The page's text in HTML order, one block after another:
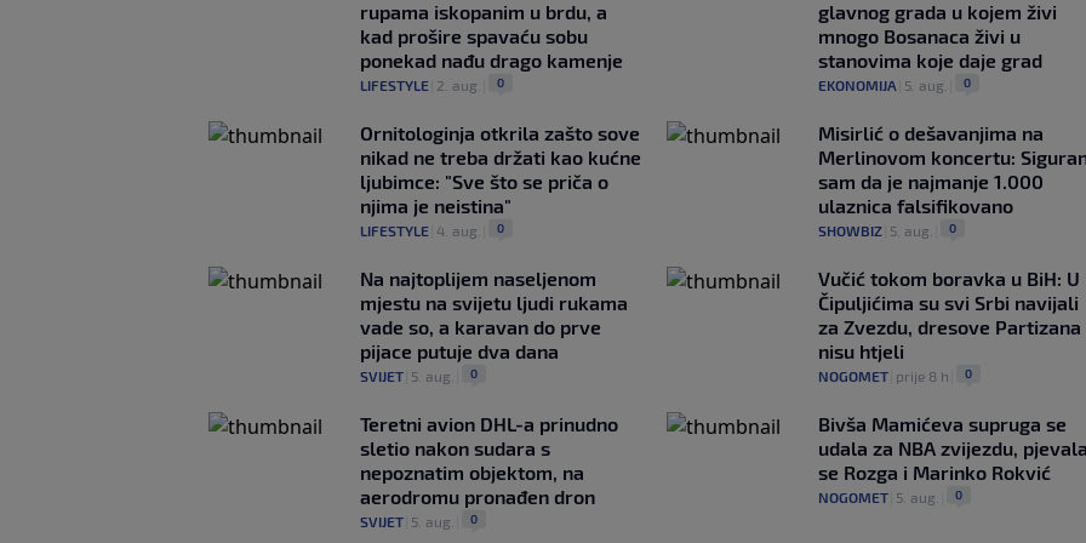
rupama iskopanim u brdu, a
kad prošire spavaću sobu
ponekad nađu drago kamenje
LIFESTYLE 2. aug. 0
glavnog grada u kojem živi
mnogo Bosanaca živi u
stanovima koje daje grad
EKONOMIJA 5. aug. 0
Ornitologinja otkrila zašto sove
nikad ne treba držati kao kućne
ljubimce: "Sve što se priča o
njima je neistina"
LIFESTYLE 4. aug. 0
Misirlić o dešavanjima na
Merlinovom koncertu:
sam da je najmanje 1.000
ulaznica falsifikovano
SHOWBIZ| 5. aug. 0
Na najtoplijem naseljenom
mjestu na svijetu ljudi rukama
vade so, a karavan do prve
pijace putuje dva dana
SVIJET 5. aug. 0
Vučić tokom boravka u BiH: U
Čipuljićima su svi Srbi navijali
za Zvezdu, dresove Partizana
nisu htjeli
NOGOMET| prije 8 h 0
Teretni avion DHL-a prinudno
sletio nakon sudara s
nepoznatim objektom, na
aerodromu pronađen dron
SVIJET 5. aug. 0
Bivša Mamićeva supruga se
udala za NBA zvijezdu,
se Rozga i Marinko Rokvić
NOGOMET| 5. aug. 0